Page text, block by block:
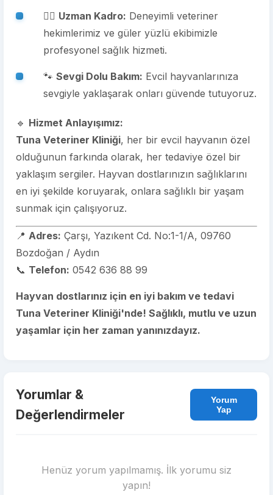
👩‍⚕️ Uzman Kadro: Deneyimli veteriner
hekimlerimiz ve güler yüzlü ekibimizle
profesyonel sağlık hizmeti.
🐾 Sevgi Dolu Bakım: Evcil hayvanlarınıza
sevgiyle yaklaşarak onları güvende tutuyoruz.
🔹 Hizmet Anlayışımız:
Tuna Veteriner Kliniği, her bir evcil hayvanın özel
olduğunun farkında olarak, her tedaviye özel bir
yaklaşım sergiler. Hayvan dostlarınızın sağlıklarını
en iyi şekilde koruyarak, onlara sağlıklı bir yaşam
sunmak için çalışıyoruz.
📍 Adres: Çarşı, Yazıkent Cd. No:1-1/A, 09760
Bozdoğan / Aydın
📞 Telefon: 0542 636 88 99
Hayvan dostlarınız için en iyi bakım ve tedavi
Tuna Veteriner Kliniği'nde! Sağlıklı, mutlu ve uzun
yaşamlar için her zaman yanınızdayız.
Yorumlar &
Değerlendirmeler
Yorum
Yap
Henüz yorum yapılmamış. İlk yorumu siz
yapın!